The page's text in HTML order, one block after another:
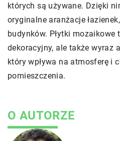
których są używane. Dzięki
oryginalne aranżacje
budynków. Płytki mozaikowe
dekoracyjny, ale także wyraz
który wpływa na atmosferę i
pomieszczenia.
O AUTORZE